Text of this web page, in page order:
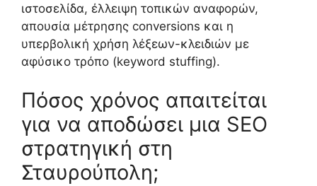
ιστοσελίδα, έλλειψη τοπικών αναφορών,
απουσία μέτρησης conversions και η
υπερβολική χρήση λέξεων-κλειδιών με
αφύσικο τρόπο (keyword stuffing).
Πόσος χρόνος απαιτείται
για να αποδώσει μια SEO
στρατηγική στη
Σταυρούπολη;